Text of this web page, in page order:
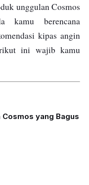
unggulan Cosmos
kamu berencana
kipas angin
ini wajib kamu
yang Bagus